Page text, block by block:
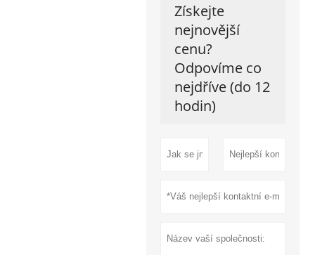
Získejte
nejnovější
cenu?
Odpovíme co
nejdříve (do 12
hodin)